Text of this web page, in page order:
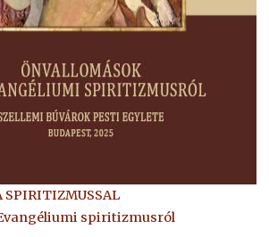
SPIRITIZMUSSAL
spiritizmusról